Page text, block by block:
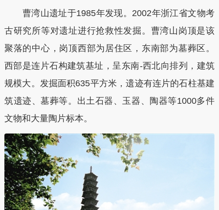
曹湾山遗址于1985年发现。2002年浙江省文物考
古研究所等对遗址进行抢救性发掘。曹湾山岗顶是该
聚落的中心，岗顶西部为居住区，东南部为墓葬区。
西部是连片石构建筑基址，呈东南-西北向排列，建筑
规模大。发掘面积635平方米，遗迹有连片的石柱基建
筑遗迹、墓葬等。出土石器、玉器、陶器等1000多件
文物和大量陶片标本。